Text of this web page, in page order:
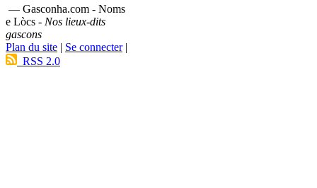
— Gasconha.com - Noms
e Lòcs - Nos lieux-dits
gascons
Plan du site | Se connecter|
RSS 2.0